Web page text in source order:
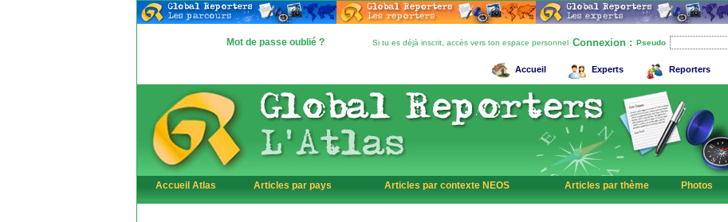
Mot de passe oublié ? Si tu es déjà inscrit, accès vers ton espace personnel Connexion : Pseudo
Accueil Experts Reporters
Accueil Atlas Articles par pays Articles par contexte NEOS Articles par thème Photos